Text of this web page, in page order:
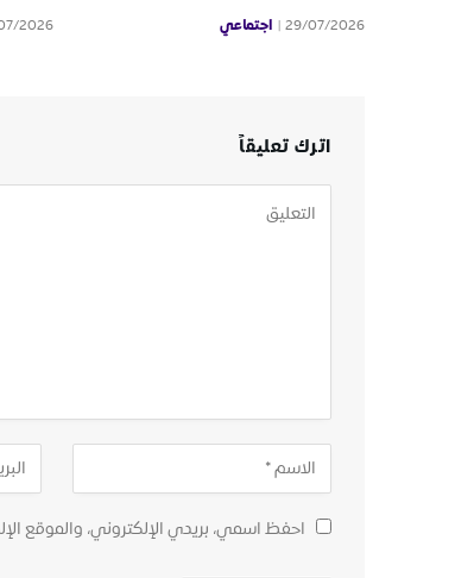
29/07/2026 اجتماعي 2026
اترك تعليقاً
احفظ اسمي، بريدي الإلكتروني، والموقع